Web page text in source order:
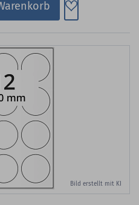
Zum
Bild erstellt mit KI